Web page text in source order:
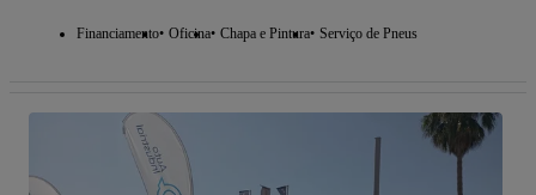
Financiamento Oficina Chapa e Pintura Serviço de Pneus